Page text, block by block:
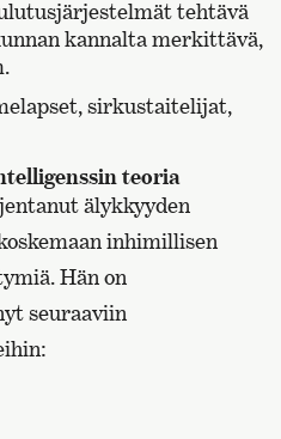
tehtävä
kannalta merkittävä,
sirkustaitelijat,
teoria
älykkyyden
inhimillisen
Hän on
seuraaviin